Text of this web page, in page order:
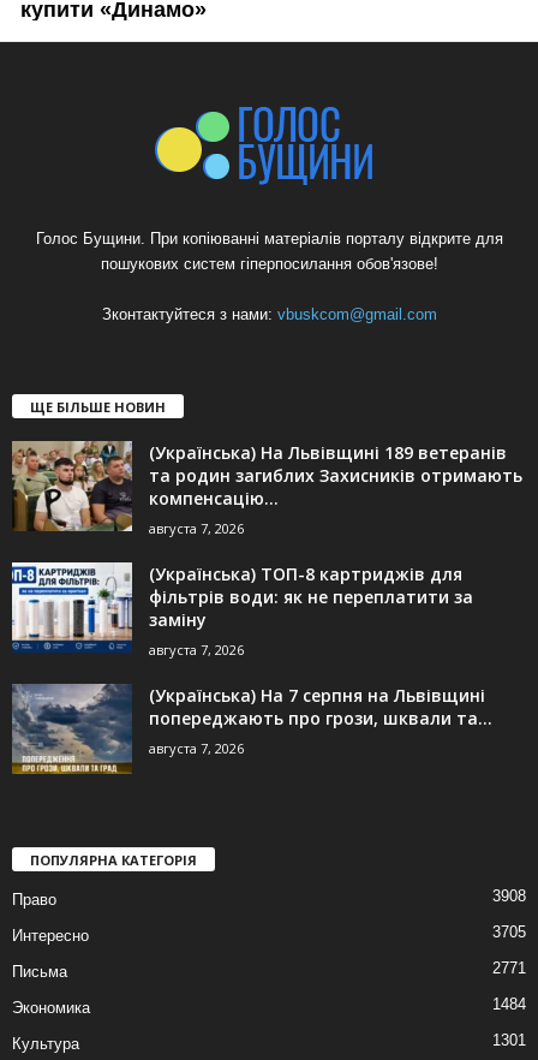
Голос Бущини. При копіюванні матеріалів порталу відкрите для
пошукових систем гіперпосилання обов'язове!
Зконтактуйтеся з нами: vbuskcom@gmail.com
ЩЕ БІЛЬШЕ НОВИН
(Українська) На Львівщині 189 ветеранів
та родин загиблих Захисників отримають
компенсацію...
августа 7, 2026
(Українська) ТОП-8 картриджів для
фільтрів води: як не переплатити за
заміну
августа 7, 2026
(Українська) На 7 серпня на Львівщині
попереджають про грози, шквали та...
августа 7, 2026
ПОПУЛЯРНА КАТЕГОРІЯ
Право 3908
Интересно 3705
Письма 2771
Экономика 1484
Культура 1301